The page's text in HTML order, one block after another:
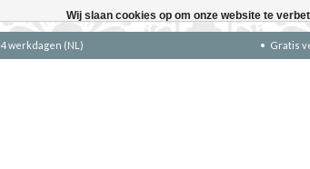
werkdagen (NL) Gratis
Wij slaan cookies op om onze website te